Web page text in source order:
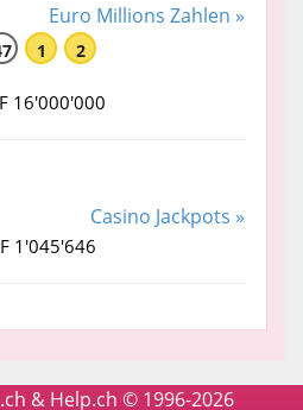
Euro Millions Zahlen »
1 2
16'000'000
Casino Jackpots »
1'045'646
& Help.ch © 1996-2026